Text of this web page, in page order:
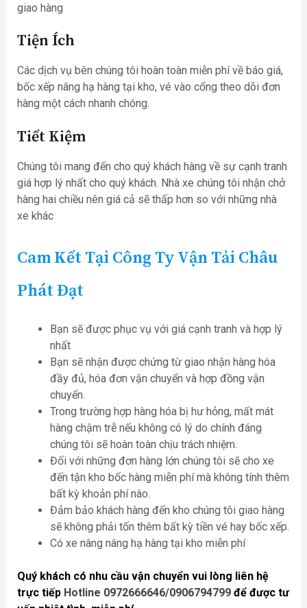
giao hàng
Tiện Ích
Các dịch vụ bên chúng tôi hoàn toàn miễn phí về báo giá,
bốc xếp nâng hạ hàng tại kho, vé vào cổng theo dõi đơn
hàng một cách nhanh chóng.
Tiết Kiệm
Chúng tôi mang đến cho quý khách hàng về sự cạnh tranh
giá hợp lý nhất cho quý khách. Nhà xe chúng tôi nhận chở
hàng hai chiều nên giá cả sẽ thấp hơn so với những nhà
xe khác
Cam Kết Tại Công Ty Vận Tải Châu
Phát Đạt
Bạn sẽ được phục vụ với giá cạnh tranh và hợp lý
nhất
Bạn sẽ nhận được chứng từ giao nhận hàng hóa
đầy đủ, hóa đơn vận chuyển và hợp đồng vận
chuyển.
Trong trường hợp hàng hóa bị hư hỏng, mất mát
hàng chậm trễ nếu không có lý do chính đáng
chúng tôi sẽ hoàn toàn chịu trách nhiệm.
Đối với những đơn hàng lớn chúng tôi sẽ cho xe
đến tận kho bốc hàng miễn phí mà không tính thêm
bất kỳ khoản phí nào.
Đảm bảo khách hàng đến kho chúng tôi giao hàng
sẽ không phải tốn thêm bất kỳ tiền vé hay bốc xếp.
Có xe nâng nâng hạ hàng tại kho miễn phí
Quý khách có nhu cầu vận chuyển vui lòng liên hệ
trực tiếpHotline 0972666646/0906794799để được tư